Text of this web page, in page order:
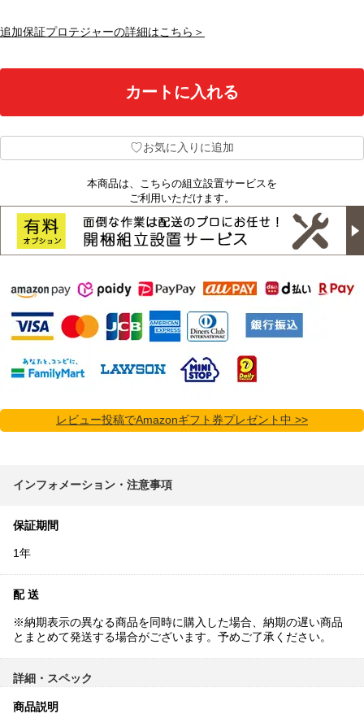
追加保証プロテジャーの詳細はこちら＞
♡お気に入りに追加
本商品は、こちらの組立設置サービスを
ご利用いただけます。
レビュー投稿でAmazonギフト券プレゼント中 >>
インフォメーション・注意事項
保証期間
1年
配 送
※納期表示の異なる商品を同時に購入した場合、納期の遅い商品
とまとめて発送する場合がございます。予めご了承ください。
詳細・スペック
商品説明